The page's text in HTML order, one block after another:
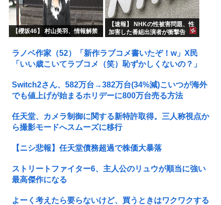
【櫻坂46】 村山美羽、情報解禁
【速報】 NHKの性被害問題、性
加害した番組出演者が衝撃告
ラノベ作家（52）「新作ラブコメ書いたぞ！w」X民
「いい歳こいてラブコメ（笑）恥ずかしくないの？」
Switch2さん、582万台→382万台(34%減)こいつが海外
でも値上げが始まるホリデーに800万台売る方法
任天堂、カメラ制御に関する新特許取得。三人称視点か
ら撮影モードへスムーズに移行
【ニシ悲報】任天堂債務超過で株価大暴落
ストリートファイター6、主人公のリュウが順当に強い
最高傑作になる
よーく考えたら要らないけど、買うときはワクワクする